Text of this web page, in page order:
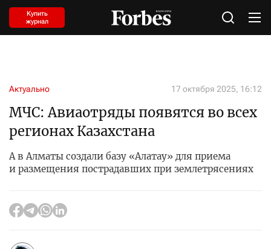
Купить
журнал
Актуально 17 октября 2025, 16:12
МЧС: Авиаотряды появятся во всех
регионах Казахстана
А в Алматы создали базу «Алатау» для приема
и размещения пострадавших при землетрясениях